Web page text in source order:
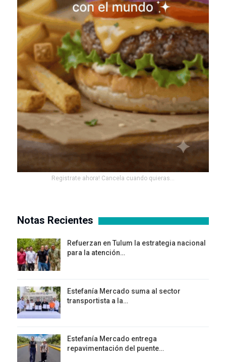
Registrate ahora! Cancela cuando quieras...
Notas Recientes
Refuerzan en Tulum la estrategia nacional
para la atención…
Estefanía Mercado suma al sector
transportista a la…
Estefanía Mercado entrega
repavimentación del puente…